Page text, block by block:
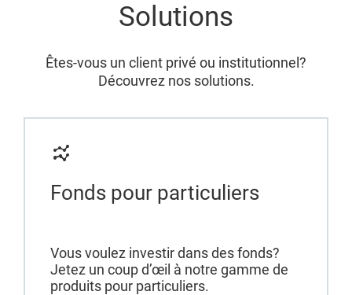
Solutions
Êtes-vous un client privé ou institutionnel?
Découvrez nos solutions.
Fonds pour particuliers
Vous voulez investir dans des fonds?
Jetez un coup d’œil à notre gamme de
produits pour particuliers.